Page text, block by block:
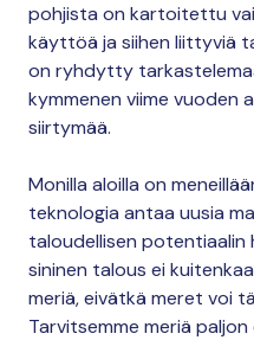
pohjista on kartoitettu
käyttöä ja siihen liittyviä
on ryhdytty
kymmenen viime vuoden
siirtymää.
Monilla aloilla on
teknologia antaa uusia
taloudellisen potentiaalin
sininen talous ei
meriä, eivätkä meret voi
Tarvitsemme meriä